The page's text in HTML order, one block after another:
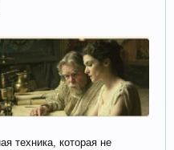
техника, которая не